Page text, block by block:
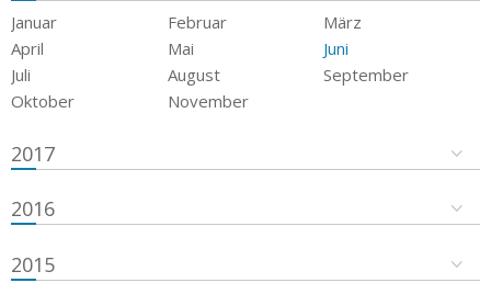
Januar Februar
März
April
Mai
Juni
Juli
August
September
Oktober
November
2017
2016
2015